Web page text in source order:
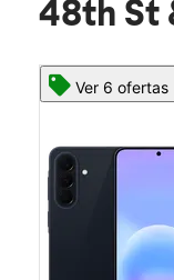
48th St
Ver 6 ofertas